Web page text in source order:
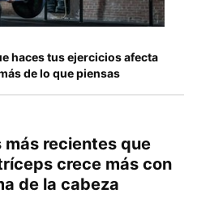
haces tus ejercicios afecta
de lo que piensas
más recientes que
crece más con
de la cabeza